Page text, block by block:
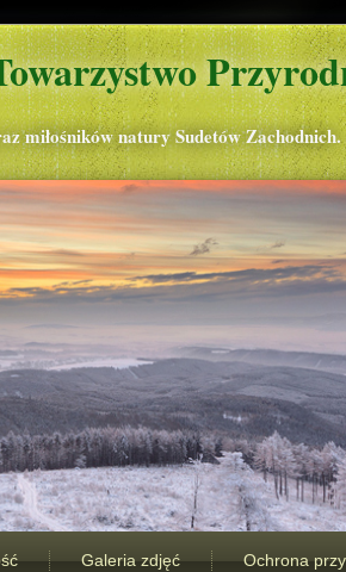
miłośników natury Sudetów Zachodnich.
Galeria zdjęć Ochrona